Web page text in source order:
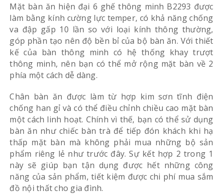
Mặt bàn ăn hiện đại 6 ghế thông minh B2293 được
làm bằng kính cường lực temper, có khả năng chống
va đập gấp 10 lần so với loại kính thông thường,
góp phần tạo nên độ bền bỉ của bộ bàn ăn. Với thiết
kế của bàn thông minh có hệ thống khay trượt
thông minh, nên bạn có thể mở rộng mặt bàn về 2
phía một cách dễ dàng.
Chân bàn ăn được làm từ hợp kim sơn tĩnh điện
chống han gỉ và có thể điều chỉnh chiều cao mặt bàn
một cách linh hoạt. Chính vì thế, bạn có thể sử dụng
bàn ăn như chiếc bàn trà để tiếp đón khách khi hạ
thấp mặt bàn mà không phải mua những bộ sản
phẩm riêng lẻ như trước đây. Sự kết hợp 2 trong 1
này sẽ giúp bạn tận dụng được hết những công
năng của sản phẩm, tiết kiệm được chi phí mua sắm
đồ nội thất cho gia đình.